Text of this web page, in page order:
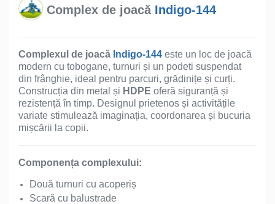
Complex de joacă Indigo-144
Complexul de joacă Indigo-144 este un loc de joacă
modern cu tobogane, turnuri și un podeti suspendat
din frânghie, ideal pentru parcuri, grădinițe și curți.
Construcția din metal și HDPE oferă siguranță și
rezistență în timp. Designul prietenos și activitățile
variate stimulează imaginația, coordonarea și bucuria
mișcării la copii.
Componența complexului:
Două turnuri cu acoperiș
Scară cu balustrade